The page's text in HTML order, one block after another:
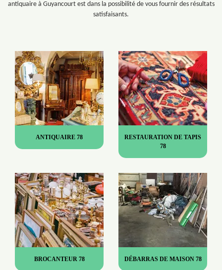
antiquaire à Guyancourt est dans la possibilité de vous fournir des résultats
satisfaisants.
ANTIQUAIRE 78
RESTAURATION DE TAPIS
78
BROCANTEUR 78 DÉBARRAS DE MAISON 78